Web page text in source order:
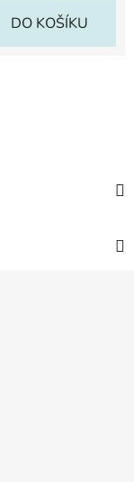
DO KOŠÍKU